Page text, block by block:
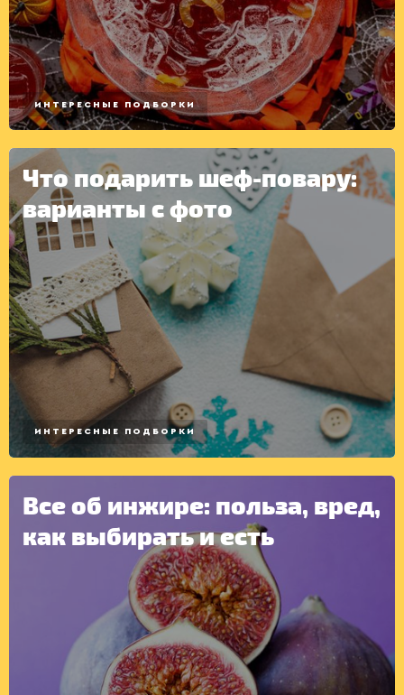
КОНСЕРВАЦИЯ
ИНТЕРЕСНЫЕ ПОДБОРКИ
Что подарить шеф-повару:
варианты с фото
ИНТЕРЕСНЫЕ ПОДБОРКИ
Все об инжире: польза, вред,
как выбирать и есть